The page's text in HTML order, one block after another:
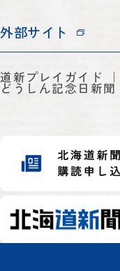
外部サイト
道新プレイガイド
どうしん記念日新聞